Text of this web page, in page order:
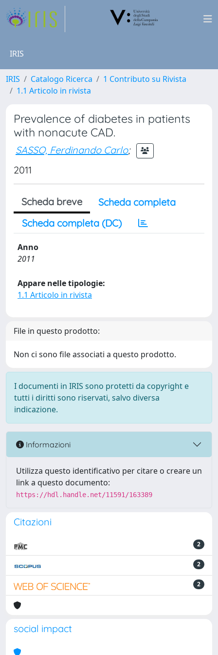
IRIS
IRIS Catalogo Ricerca
1 Contributo su Rivista
1.1 Articolo in rivista
Prevalence of diabetes in patients
with nonacute CAD.
SASSO, Ferdinando Carlo;
2011
Scheda breve
Scheda completa
Scheda completa (DC)
Anno
2011
Appare nelle tipologie:
1.1 Articolo in rivista
File in questo prodotto:
Non ci sono file associati a questo prodotto.
I documenti in IRIS sono protetti da copyright e
tutti i diritti sono riservati, salvo diversa
indicazione.
Informazioni
Utilizza questo identificativo per citare o creare un
link a questo documento:
https://hdl.handle.net/11591/163389
Citazioni
2
2
2
social impact